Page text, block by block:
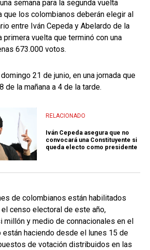
semana para la segunda vuelta
que los colombianos deberán elegir al
entre Iván Cepeda y Abelardo de la
primera vuelta que terminó con una
673.000 votos.
21 de junio, en una jornada que
de la mañana a 4 de la tarde.
RELACIONADO
Iván Cepeda asegura que no
convocará una Constituyente si
queda electo como presidente
de colombianos están habilitados
el censo electoral de este año,
millón y medio de connacionales en el
están haciendo desde el lunes 15 de
de votación distribuidos en las